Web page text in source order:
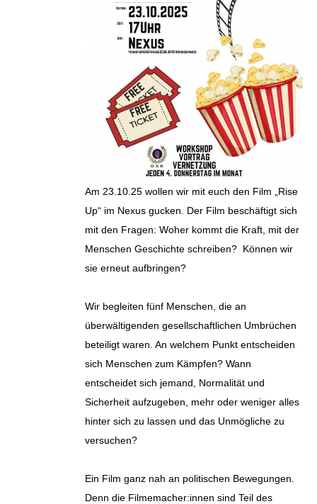
Am 23.10.25 wollen wir mit euch den Film „Rise
Up“ im Nexus gucken. Der Film beschäftigt sich
mit den Fragen: Woher kommt die Kraft, mit der
Menschen Geschichte schreiben? Können wir
sie erneut aufbringen?
Wir begleiten fünf Menschen, die an
überwältigenden gesellschaftlichen Umbrüchen
beteiligt waren. An welchem Punkt entscheiden
sich Menschen zum Kämpfen? Wann
entscheidet sich jemand, Normalität und
Sicherheit aufzugeben, mehr oder weniger alles
hinter sich zu lassen und das Unmögliche zu
versuchen?
Ein Film ganz nah an politischen Bewegungen.
Denn die Filmemacher:innen sind Teil des